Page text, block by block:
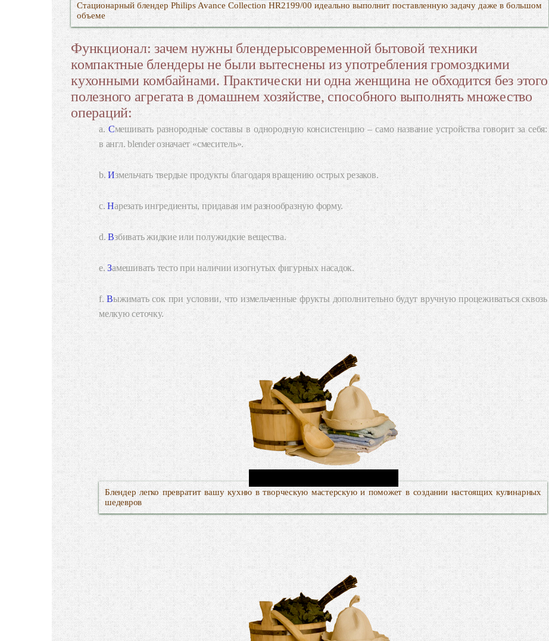
Стационарный блендер Philips Avance Collection HR2199/00 идеально выполнит поставленную задачу даже в большом
объеме
Функционал: зачем нужны блендерысовременной бытовой техники
компактные блендеры не были вытеснены из употребления громоздкими
кухонными комбайнами. Практически ни одна женщина не обходится без этого
полезного агрегата в домашнем хозяйстве, способного выполнять множество
операций:
Смешивать разнородные составы в однородную консистенцию – само название устройства говорит за себя:
в англ. blender означает «смеситель».
Измельчать твердые продукты благодаря вращению острых резаков.
Нарезать ингредиенты, придавая им разнообразную форму.
Взбивать жидкие или полужидкие вещества.
Замешивать тесто при наличии изогнутых фигурных насадок.
Выжимать сок при условии, что измельченные фрукты дополнительно будут вручную процеживаться сквозь
мелкую сеточку.
Блендер легко превратит вашу кухню в творческую мастерскую и поможет в создании настоящих кулинарных
шедевров